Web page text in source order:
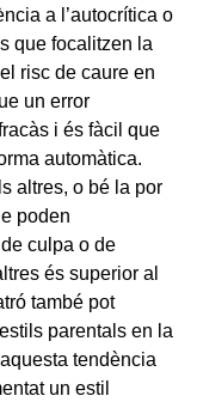
a l’autocrítica o
que focalitzen la
risc de caure en
un error
i és fàcil que
automàtica.
altres, o bé la por
poden
culpa o de
és superior al
també pot
parentals en la
tendència
un estil